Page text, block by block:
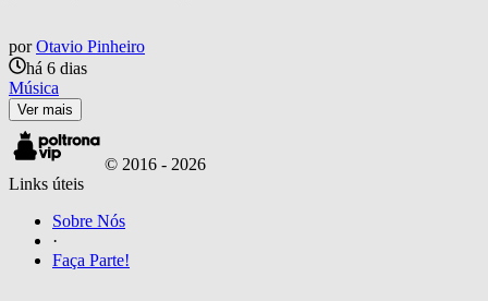
por Otavio Pinheiro
há 6 dias
Música
Ver mais
© 2016 - 2026
Links úteis
Sobre Nós
·
Faça Parte!